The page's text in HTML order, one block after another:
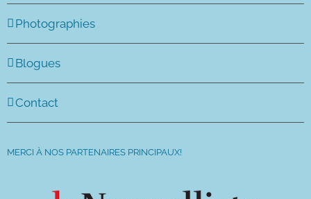
Photographies
Blogues
Contact
MERCI À NOS PARTENAIRES PRINCIPAUX!